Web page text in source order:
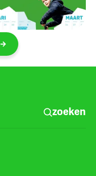
zoeken